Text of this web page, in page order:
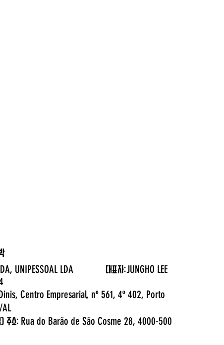
UNIPESSOAL LDA 대표자:JUNGHO LEE
Centro Empresarial, nº 561, 4º 402, Porto
주소: Rua do Barão de São Cosme 28, 4000-500